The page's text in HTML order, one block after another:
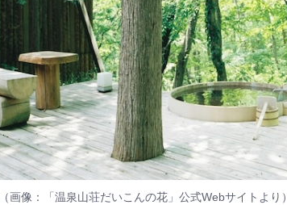
画像：「温泉山荘だいこんの花」公式Webサイトより）